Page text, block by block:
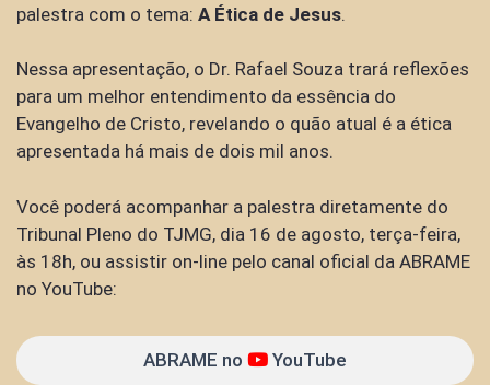
palestra com o tema: A Ética de Jesus.
Nessa apresentação, o Dr. Rafael Souza trará reflexões
para um melhor entendimento da essência do
Evangelho de Cristo, revelando o quão atual é a ética
apresentada há mais de dois mil anos.
Você poderá acompanhar a palestra diretamente do
Tribunal Pleno do TJMG, dia 16 de agosto, terça-feira,
às 18h, ou assistir on-line pelo canal oficial da ABRAME
no YouTube:
ABRAME no
YouTube